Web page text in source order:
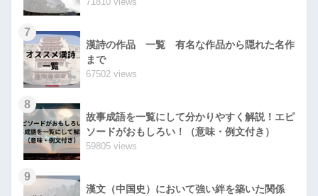
7
漢詩の作品 一覧 有名な作品から隠れた名作
まで
67502 views
8
故事成語を一覧にして分かりやすく解説！エピ
ソードがおもしろい！（意味・例文付き）
59805 views
9
漢文（中国史）において強い絆を築いた関係